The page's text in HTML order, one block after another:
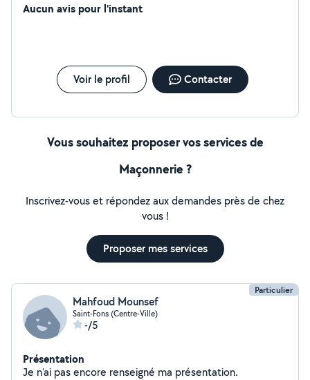
Aucun avis pour l'instant
Voir le profil Contacter
Vous souhaitez proposer vos services de
Maçonnerie ?
Inscrivez-vous et répondez aux demandes près de chez
vous !
Proposer mes services
Particulier
Mahfoud Mounsef
Saint-Fons (Centre-Ville)
-/5
Présentation
Je n'ai pas encore renseigné ma présentation.